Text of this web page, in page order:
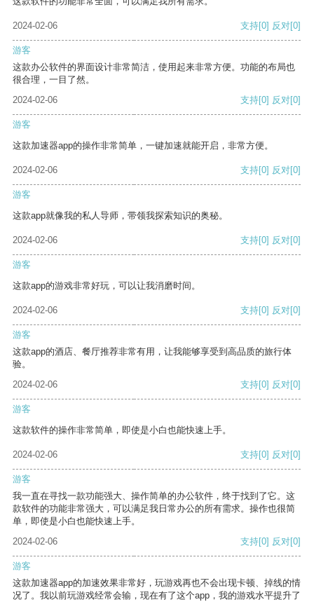
2024-02-06 支持[0] 反对[0]
游客
这款办公软件的界面设计非常简洁，使用起来非常方便。功能的布局也
很合理，一目了然。
2024-02-06
支持[0] 反对[0]
游客
这款加速器app的操作非常简单，一键加速就能开启，非常方便。
2024-02-06 支持[0] 反对[0]
游客
这款app就像我的私人导师，带领我探索知识的奥秘。
2024-02-06 支持[0] 反对[0]
游客
这款app的游戏非常好玩，可以让我消磨时间。
2024-02-06 支持[0] 反对[0]
游客
这款app的酒店、餐厅推荐非常有用，让我能够享受到高品质的旅行体
验。
2024-02-06
支持[0] 反对[0]
游客
这款软件的操作非常简单，即使是小白也能快速上手。
2024-02-06 支持[0] 反对[0]
游客
我一直在寻找一款功能强大、操作简单的办公软件，终于找到了它。这
款软件的功能非常强大，可以满足我日常办公的所有需求。操作也很简
单，即使是小白也能快速上手。
2024-02-06
支持[0] 反对[0]
游客
这款加速器app的加速效果非常好，玩游戏再也不会出现卡顿、掉线的情
况了。我以前玩游戏经常会输，现在有了这个app，我的游戏水平提升了